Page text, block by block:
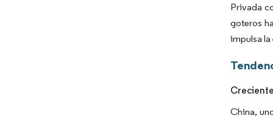
Privada
goteros
impulsa
China,